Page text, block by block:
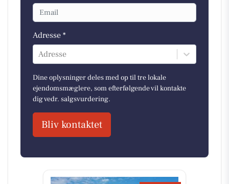
Adresse *
Adresse
Dine oplysninger deles med op til tre lokale
ejendomsmæglere, som efterfølgende vil kontakte
dig vedr. salgsvurdering.
Bliv kontaktet